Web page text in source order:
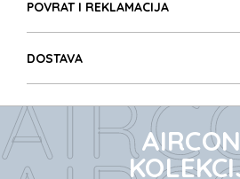
POVRAT I REKLAMACIJA
DOSTAVA